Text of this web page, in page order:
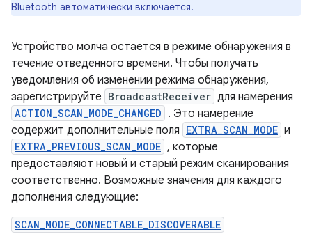
Bluetooth автоматически включается.
Устройство молча остается в режиме обнаружения в
течение отведенного времени. Чтобы получать
уведомления об изменении режима обнаружения,
зарегистрируйте BroadcastReceiver для намерения
ACTION_SCAN_MODE_CHANGED . Это намерение
содержит дополнительные поля EXTRA_SCAN_MODE и
EXTRA_PREVIOUS_SCAN_MODE , которые
предоставляют новый и старый режим сканирования
соответственно. Возможные значения для каждого
дополнения следующие:
SCAN_MODE_CONNECTABLE_DISCOVERABLE